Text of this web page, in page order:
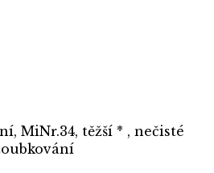
MiNr.34, těžší * , nečisté